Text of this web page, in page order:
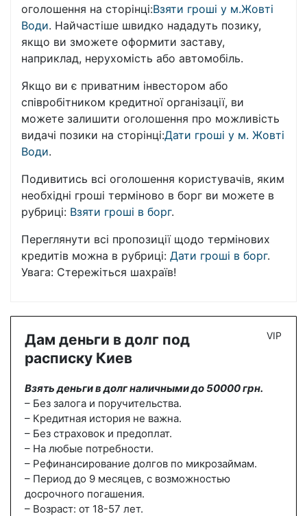
оголошення на сторінці:Взяти гроші у м.Жовті
Води. Найчастіше швидко нададуть позику,
якщо ви зможете оформити заставу,
наприклад, нерухомість або автомобіль.
Якщо ви є приватним інвестором або
співробітником кредитної організації, ви
можете залишити оголошення про можливість
видачі позики на сторінці:Дати гроші у м. Жовті
Води.
Подивитись всі оголошення користувачів, яким
необхідні гроші терміново в борг ви можете в
рубриці: Взяти гроші в борг.
Переглянути всі пропозиції щодо термінових
кредитів можна в рубриці: Дати гроші в борг.
Увага: Стережіться шахраїв!
Дам деньги в долг под
расписку Киев
Взять деньги в долг наличными до 50000 грн.
– Без залога и поручительства.
– Кредитная история не важна.
– Без страховок и предоплат.
– На любые потребности.
– Рефинансирование долгов по микрозаймам.
– Период до 9 месяцев, с возможностью
досрочного погашения.
– Возраст: от 18-57 лет.
VIP